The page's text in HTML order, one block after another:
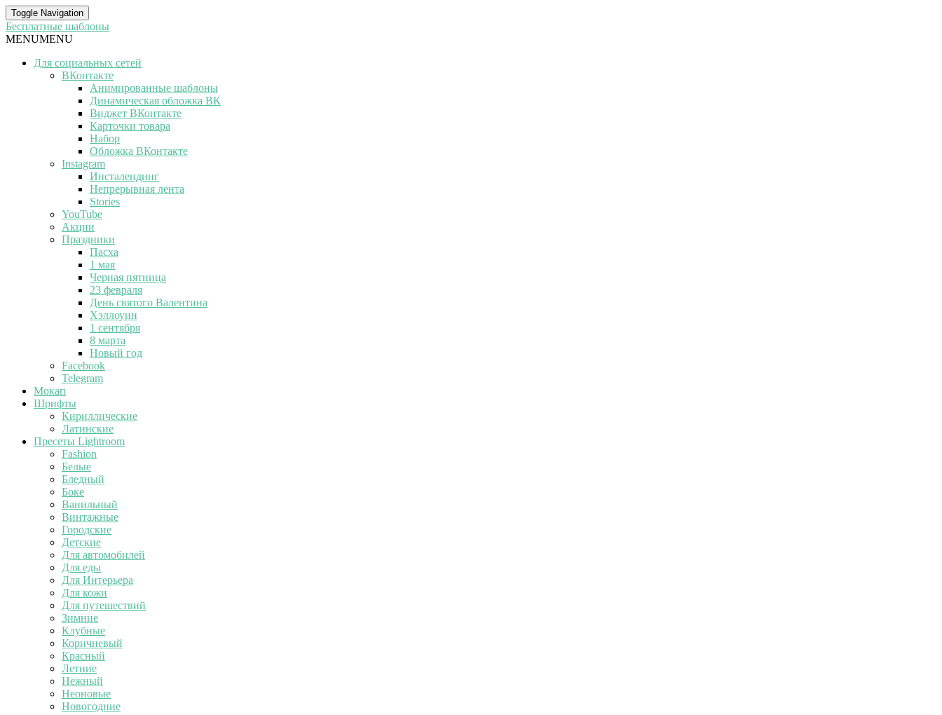
Toggle Navigation
Бесплатные шаблоны
MENUMENU
Для социальных сетей
ВКонтакте
Анимированные шаблоны
Динамическая обложка ВК
Виджет ВКонтакте
Карточки товара
Набор
Обложка ВКонтакте
Instagram
Инсталендинг
Непрерывная лента
Stories
YouTube
Акции
Праздники
Пасха
1 мая
Черная пятница
23 февраля
День святого Валентина
Хэллоуин
1 сентября
8 марта
Новый год
Facebook
Telegram
Мокап
Шрифты
Кириллические
Латинские
Пресеты Lightroom
Fashion
Белые
Бледный
Боке
Ванильный
Винтажные
Городские
Детские
Для автомобилей
Для еды
Для Интерьера
Для кожи
Для путешествий
Зимние
Клубные
Коричневый
Красный
Летние
Нежный
Неоновые
Новогодние